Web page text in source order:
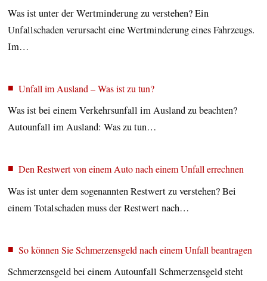
Was ist unter der Wertminderung zu verstehen? Ein
Unfallschaden verursacht eine Wertminderung eines Fahrzeugs.
Im…
Unfall im Ausland – Was ist zu tun?
Was ist bei einem Verkehrsunfall im Ausland zu beachten?
Autounfall im Ausland: Was zu tun…
Den Restwert von einem Auto nach einem Unfall errechnen
Was ist unter dem sogenannten Restwert zu verstehen? Bei
einem Totalschaden muss der Restwert nach…
So können Sie Schmerzensgeld nach einem Unfall beantragen
Schmerzensgeld bei einem Autounfall Schmerzensgeld steht